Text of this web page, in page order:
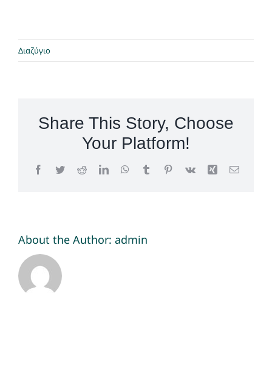
Διαζύγιο
Share This Story, Choose
Your Platform!
Facebook
TwitterRedditLinkedInWhatsApp
TumblrPinterest
Vk Xing Email
About the Author: admin